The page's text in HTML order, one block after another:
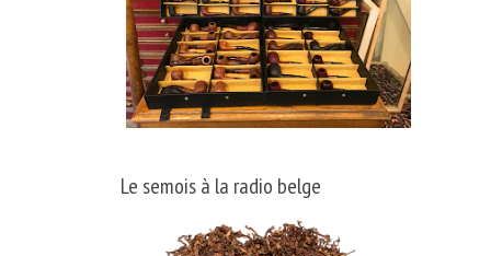
Le semois à la radio belge